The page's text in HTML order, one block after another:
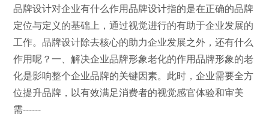
品牌设计对企业有什么作用品牌设计指的是在正确的品牌
定位与定义的基础上，通过视觉进行的有助于企业发展的
工作。品牌设计除去核心的助力企业发展之外，还有什么
作用呢？一、解决企业品牌形象老化的作用品牌形象的老
化是影响整个企业品牌的关键因素。此时，企业需要全方
位提升品牌，以有效满足消费者的视觉感官体验和审美
需------